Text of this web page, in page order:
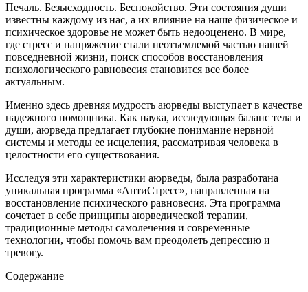
Печаль. Безысходность. Беспокойство. Эти состояния души
известны каждому из нас, а их влияние на наше физическое и
психическое здоровье не может быть недооценено. В мире,
где стресс и напряжение стали неотъемлемой частью нашей
повседневной жизни, поиск способов восстановления
психологического равновесия становится все более
актуальным.
Именно здесь древняя мудрость аюрведы выступает в качестве
надежного помощника. Как наука, исследующая баланс тела и
души, аюрведа предлагает глубокие понимание нервной
системы и методы ее исцеления, рассматривая человека в
целостности его существования.
Исследуя эти характеристики аюрведы, была разработана
уникальная программа «АнтиСтресс», направленная на
восстановление психического равновесия. Эта программа
сочетает в себе принципы аюрведической терапии,
традиционные методы самолечения и современные
технологии, чтобы помочь вам преодолеть депрессию и
тревогу.
Содержание